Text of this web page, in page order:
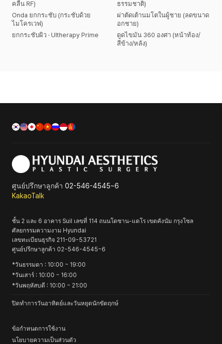
คลื่น RF)
Onda ยกกระชับ (กระชับด้วย
ไมโครเวฟ)
ยกกระชับผิว · Ultherapy Prime
ธรรมชาติ)
ผ่าตัดเต้านมโตในผู้ชาย (ลดขนาด
อกชาย)
ดูดไขมัน 360 องศา (หน้าท้อง/
สีข้าง/หลัง)
ศูนย์ปรึกษาลูกค้า 02-546-4545~6
KakaoTalk
ชั้น 2 และ 6 อาคาร Suil เลขที่ 114 ถนนโดซาน-แดโร เขตคังนัม กรุงโซล
ศัลยกรรมความงาม Hyundai
เลขทะเบียนธุรกิจ 211-09-53721
ศูนย์ปรึกษาลูกค้า 02-546-4545~6
*วันธรรมดา : 10:00 ~ 19:00
*วันเสาร์ : 10:00 ~ 16:00
*วันพฤหัสบดี : 10:00 ~ 21:00
ปิดทำการวันอาทิตย์และวันหยุดนักขัตฤกษ์
ข้อกำหนดการใช้งาน
นโยบายความเป็นส่วนตัว